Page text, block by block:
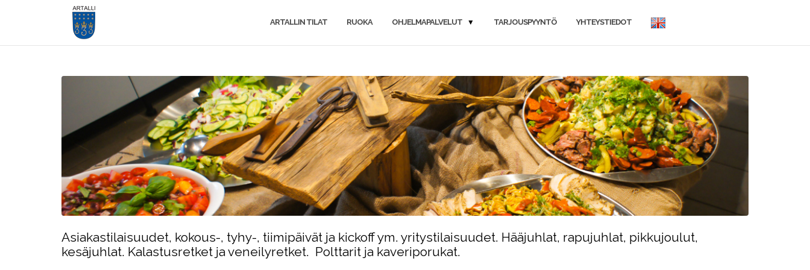
ARTALLIN TILAT RUOKA OHJELMAPALVELUT TARJOUSPYYNTÖ YHTEYSTIEDOT BRIEFLY
ENGLISH
Asiakastilaisuudet, kokous-, tyhy-, tiimipäivät ja kickoff ym. yritystilaisuudet. Hääjuhlat, rapujuhlat, pikkujoulut,
kesäjuhlat. Kalastusretket ja veneilyretket. Polttarit ja kaveriporukat.